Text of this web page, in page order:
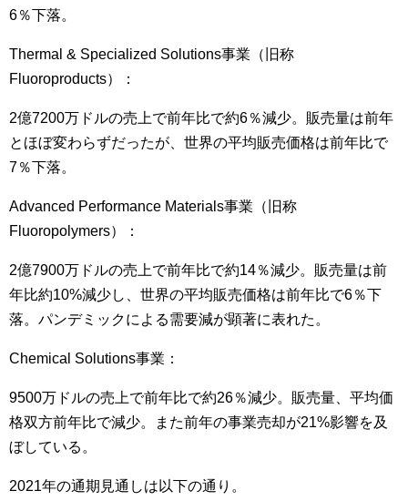
6％下落。
Thermal & Specialized Solutions事業（旧称
Fluoroproducts）：
2億7200万ドルの売上で前年比で約6％減少。販売量は前年
とほぼ変わらずだったが、世界の平均販売価格は前年比で
7％下落。
Advanced Performance Materials事業（旧称
Fluoropolymers）：
2億7900万ドルの売上で前年比で約14％減少。販売量は前
年比約10%減少し、世界の平均販売価格は前年比で6％下
落。パンデミックによる需要減が顕著に表れた。
Chemical Solutions事業：
9500万ドルの売上で前年比で約26％減少。販売量、平均価
格双方前年比で減少。また前年の事業売却が21%影響を及
ぼしている。
2021年の通期見通しは以下の通り。